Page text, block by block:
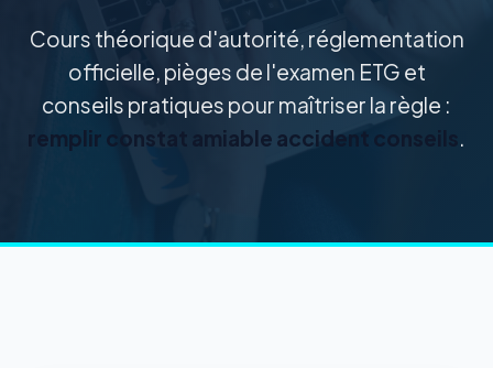
Cours théorique d'autorité, réglementation
officielle, pièges de l'examen ETG et
conseils pratiques pour maîtriser la règle :
remplir constat amiable accident conseils .